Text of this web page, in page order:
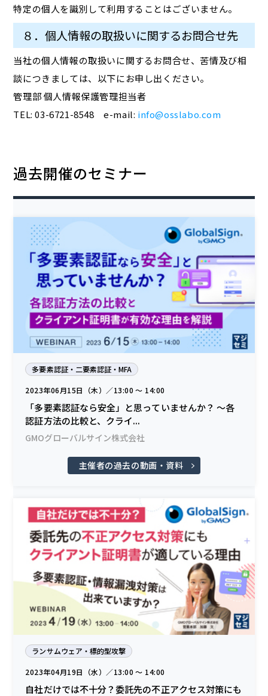
特定の個人を識別して利用することはございません。
８．個人情報の取扱いに関するお問合せ先
当社の個人情報の取扱いに関するお問合せ、苦情及び相
談につきましては、以下にお申し出ください。
管理部 個人情報保護管理担当者
TEL: 03-6721-8548 e-mail: info@osslabo.com
過去開催のセミナー
多要素認証・二要素認証・MFA
2023年06月15日（木）／13:00 〜 14:00
「多要素認証なら安全」と思っていませんか？ 〜各
認証方法の比較と、クライ...
GMOグローバルサイン株式会社
主催者の過去の動画・資料
ランサムウェア・標的型攻撃
2023年04月19日（水）／13:00 〜 14:00
自社だけでは不十分？委託先の不正アクセス対策にも